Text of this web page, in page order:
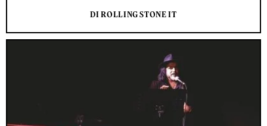
DI ROLLING STONE IT